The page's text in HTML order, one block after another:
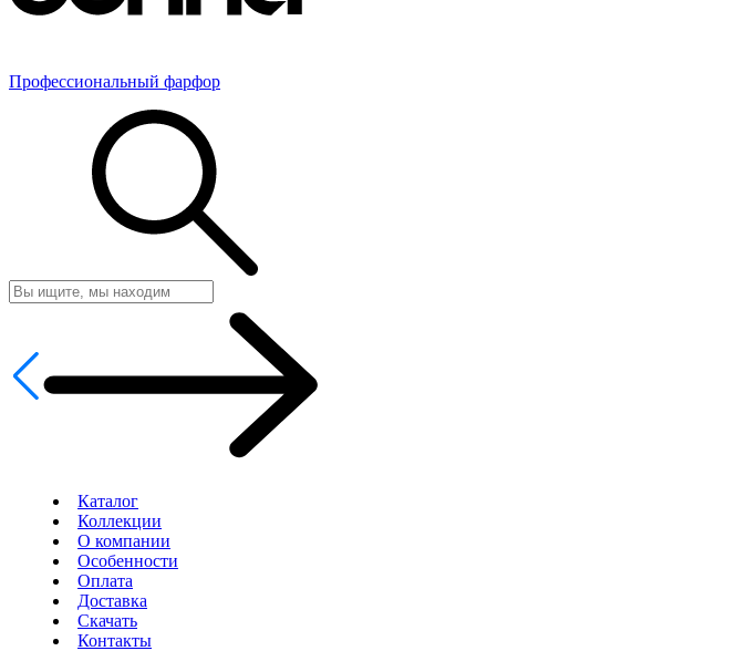
Профессиональный фарфор
Каталог
Коллекции
О компании
Особенности
Оплата
Доставка
Скачать
Контакты